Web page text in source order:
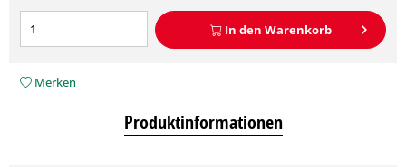
In den Warenkorb
Merken
Produktinformationen